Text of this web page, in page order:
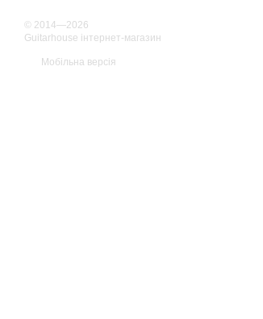
© 2014—2026
Guitarhouse інтернет-магазин
Мобільна версія